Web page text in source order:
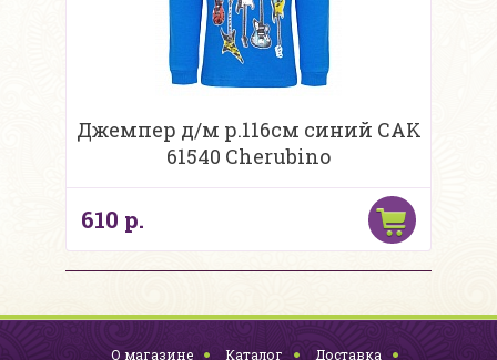
Джемпер д/м р.116см синий CAK
61540 Cherubino
610 р.
О магазине Каталог Доставка